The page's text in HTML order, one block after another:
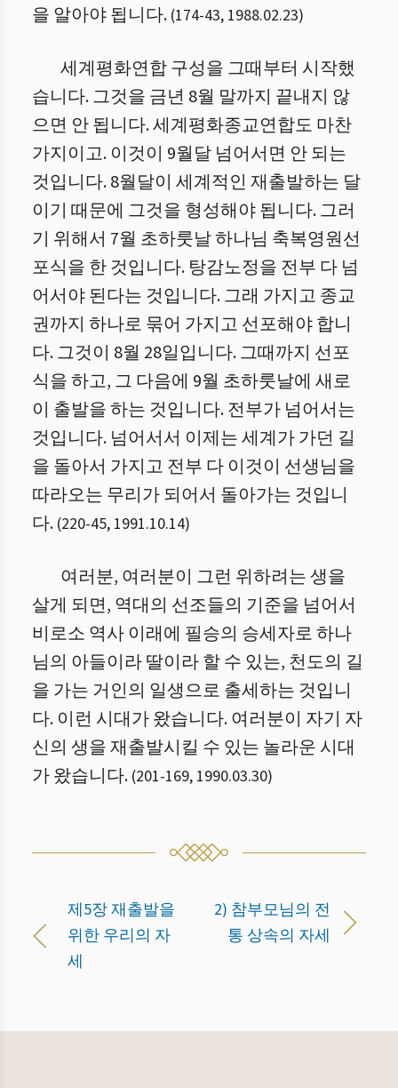
을 알아야 됩니다. (174-43, 1988.02.23)
세계평화연합 구성을 그때부터 시작했
습니다. 그것을 금년 8월 말까지 끝내지 않
으면 안 됩니다. 세계평화종교연합도 마찬
가지이고. 이것이 9월달 넘어서면 안 되는
것입니다. 8월달이 세계적인 재출발하는 달
이기 때문에 그것을 형성해야 됩니다. 그러
기 위해서 7월 초하룻날 하나님 축복영원선
포식을 한 것입니다. 탕감노정을 전부 다 넘
어서야 된다는 것입니다. 그래 가지고 종교
권까지 하나로 묶어 가지고 선포해야 합니
다. 그것이 8월 28일입니다. 그때까지 선포
식을 하고, 그 다음에 9월 초하룻날에 새로
이 출발을 하는 것입니다. 전부가 넘어서는
것입니다. 넘어서서 이제는 세계가 가던 길
을 돌아서 가지고 전부 다 이것이 선생님을
따라오는 무리가 되어서 돌아가는 것입니
다. (220-45, 1991.10.14)
여러분, 여러분이 그런 위하려는 생을
살게 되면, 역대의 선조들의 기준을 넘어서
비로소 역사 이래에 필승의 승세자로 하나
님의 아들이라 딸이라 할 수 있는, 천도의 길
을 가는 거인의 일생으로 출세하는 것입니
다. 이런 시대가 왔습니다. 여러분이 자기 자
신의 생을 재출발시킬 수 있는 놀라운 시대
가 왔습니다. (201-169, 1990.03.30)
제5장 재출발을
위한 우리의 자
세
2) 참부모님의 전
통 상속의 자세